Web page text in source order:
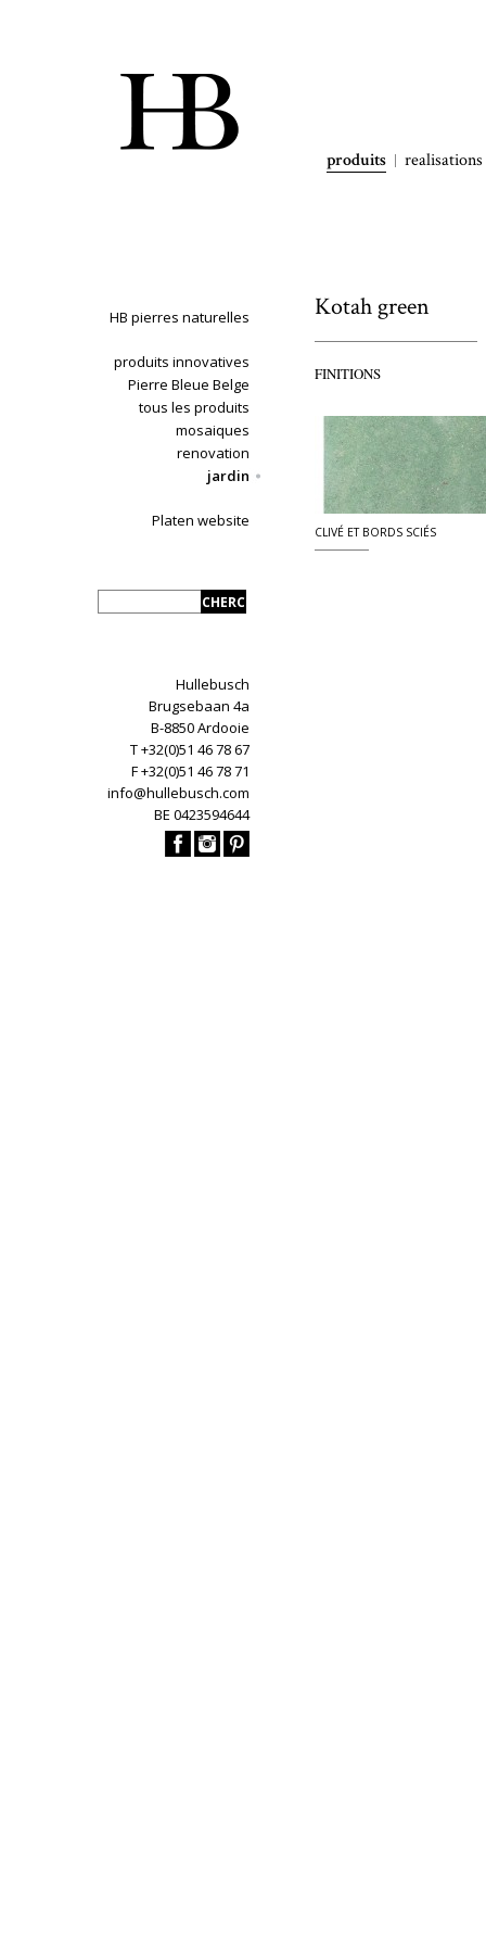
produits realisations
HB pierres naturelles
produits innovatives
Pierre Bleue Belge
tous les produits
mosaiques
renovation
jardin
Platen website
Hullebusch
Brugsebaan 4a
B-8850 Ardooie
T +32(0)51 46 78 67
F +32(0)51 46 78 71
info@hullebusch.com
BE 0423594644
Kotah green
FINITIONS
CLIVÉ ET BORDS SCIÉS